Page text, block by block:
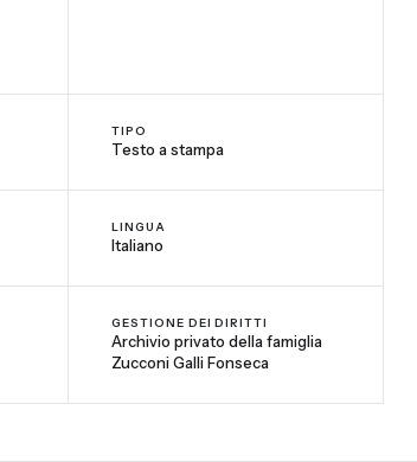
TIPO
Testo a stampa
LINGUA
Italiano
GESTIONE DEI DIRITTI
Archivio privato della famiglia
Zucconi Galli Fonseca